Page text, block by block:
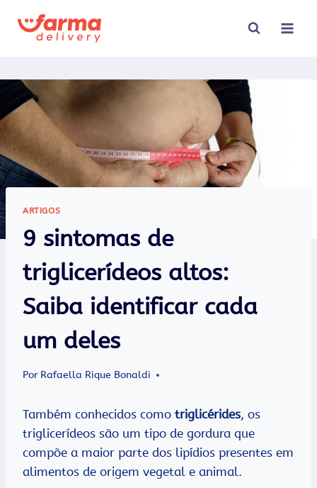
para
ARTIGOS
9 sintomas de
triglicerídeos altos:
Saiba identificar cada
um deles
Por Rafaella Rique Bonaldi
Também conhecidos como triglicérides, os
triglicerídeos são um tipo de gordura que
compõe a maior parte dos lipídios presentes em
alimentos de origem vegetal e animal.